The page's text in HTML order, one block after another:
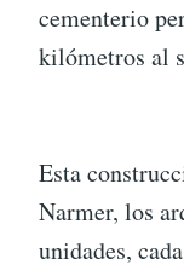
cementerio
kilómetros al
Esta
Narmer, los
unidades,